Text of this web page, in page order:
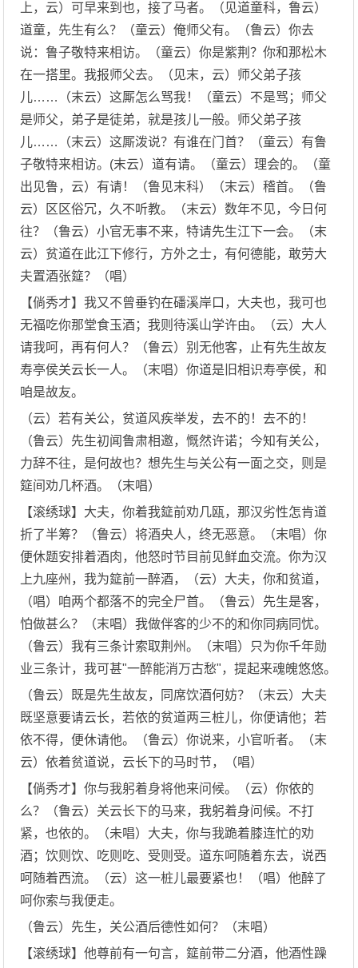
上，云）可早来到也，接了马者。（见道童科，鲁云）
道童，先生有么？（童云）俺师父有。（鲁云）你去
说：鲁子敬特来相访。（童云）你是紫荆？你和那松木
在一搭里。我报师父去。（见末，云）师父弟子孩
儿……（末云）这厮怎么骂我！（童云）不是骂；师父
是师父，弟子是徒弟，就是孩儿一般。师父弟子孩
儿……（末云）这厮泼说？有谁在门首？（童云）有鲁
子敬特来相访。(末云）道有请。（童云）理会的。（童
出见鲁，云）有请！（鲁见末科）（末云）稽首。（鲁
云）区区俗冗，久不听教。（末云）数年不见，今日何
往？（鲁云）小官无事不来，特请先生江下一会。（末
云）贫道在此江下修行，方外之士，有何德能，敢劳大
夫置酒张筵？（唱）
【倘秀才】我又不曾垂钓在磻溪岸口，大夫也，我可也
无福吃你那堂食玉酒；我则待溪山学许由。（云）大人
请我呵，再有何人？（鲁云）别无他客，止有先生故友
寿亭侯关云长一人。（末唱）你道是旧相识寿亭侯，和
咱是故友。
（云）若有关公，贫道风疾举发，去不的！去不的！
（鲁云）先生初闻鲁肃相邀，慨然许诺；今知有关公，
力辞不往，是何故也？想先生与关公有一面之交，则是
筵间劝几杯酒。（末唱）
【滚绣球】大夫，你着我筵前劝几瓯，那汉劣性怎肯道
折了半筹？（鲁云）将酒央人，终无恶意。（末唱）你
便休题安排着酒肉，他怒时节目前见鲜血交流。你为汉
上九座州，我为筵前一醉酒，（云）大夫，你和贫道，
（唱）咱两个都落不的完全尸首。（鲁云）先生是客，
怕做甚么？（末唱）我做伴客的少不的和你同病同忧。
（鲁云）我有三条计索取荆州。（末唱）只为你千年勋
业三条计，我可甚"一醉能消万古愁"，提起来魂魄悠悠。
（鲁云）既是先生故友，同席饮酒何妨？（末云）大夫
既坚意要请云长，若依的贫道两三桩儿，你便请他；若
依不得，便休请他。（鲁云）你说来，小官听者。（末
云）依着贫道说，云长下的马时节，（唱）
【倘秀才】你与我躬着身将他来问候。（云）你依的
么？（鲁云）关云长下的马来，我躬着身问候。不打
紧，也依的。（未唱）大夫，你与我跪着膝连忙的劝
酒；饮则饮、吃则吃、受则受。道东呵随着东去，说西
呵随着西流。（云）这一桩儿最要紧也！（唱）他醉了
呵你索与我便走。
（鲁云）先生，关公酒后德性如何？（末唱）
【滚绣球】他尊前有一句言，筵前带二分酒，他酒性躁